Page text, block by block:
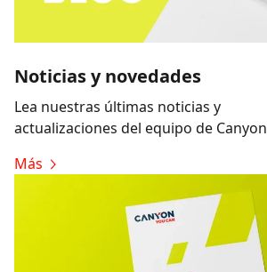
Noticias y novedades
Lea nuestras últimas noticias y
actualizaciones del equipo de Canyon
Más